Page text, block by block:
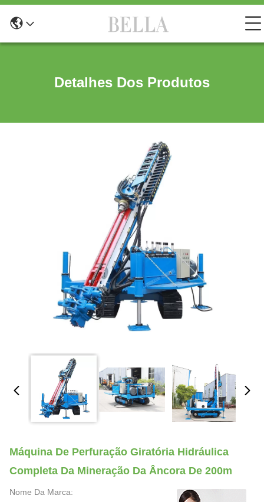
Detalhes Dos Produtos
Máquina De Perfuração Giratória Hidráulica
Completa Da Mineração Da Âncora De 200m
Nome Da Marca: